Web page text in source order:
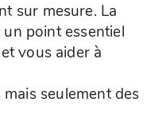
sur mesure. La
point essentiel
vous aider à
seulement des